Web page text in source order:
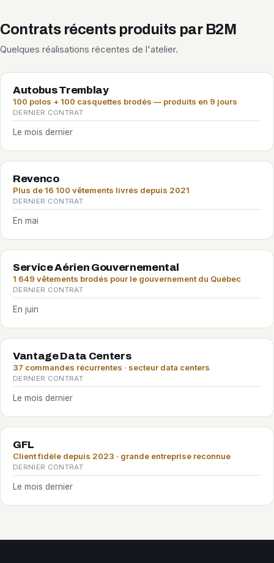
Contrats récents produits par B2M
Quelques réalisations récentes de l'atelier.
Autobus Tremblay
100 polos + 100 casquettes brodés — produits en 9 jours
DERNIER CONTRAT
Le mois dernier
Revenco
Plus de 16 100 vêtements livrés depuis 2021
DERNIER CONTRAT
En mai
Service Aérien Gouvernemental
1 649 vêtements brodés pour le gouvernement du Québec
DERNIER CONTRAT
En juin
Vantage Data Centers
37 commandes récurrentes · secteur data centers
DERNIER CONTRAT
Le mois dernier
GFL
Client fidèle depuis 2023 · grande entreprise reconnue
DERNIER CONTRAT
Le mois dernier